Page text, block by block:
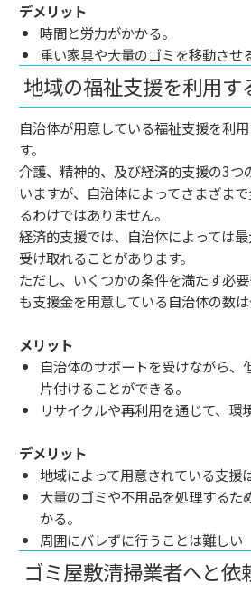
デメリット
時間と労力がかかる。
重い家具や大量のゴミを移動させ
地域の福祉支援を利用す
自治体が用意している福祉支援を利
す。
介護、精神的、及び経済的支援の3つ
いますが、自治体によってさまざま
るわけではありません。
経済的支援では、自治体によっては
受け取れることがあります。
ただし、いくつかの条件を満たす必
も支援金を用意している自治体の数は
メリット
自治体のサポートを受けながら、
片付けることができる。
リサイクルや再利用を通じて、環
デメリット
地域によって用意されている支援
大量のゴミや不用品を処理するた
かる。
周囲にバレずに行うことは難しい
ゴミ屋敷清掃業者へと依